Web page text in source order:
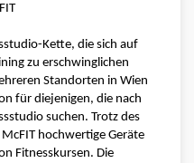
Kette, die sich auf
zu erschwinglichen
Standorten in Wien
für diejenigen, die nach
suchen. Trotz des
hochwertige Geräte
Fitnesskursen. Die